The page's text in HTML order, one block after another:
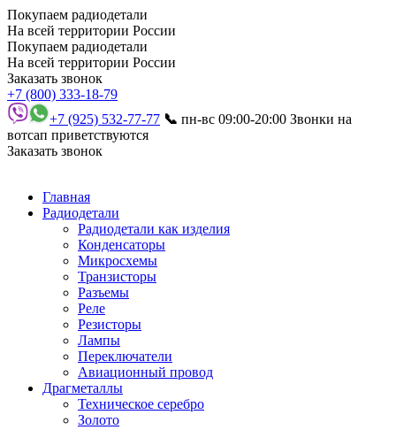
Покупаем радиодетали
На всей территории России
Покупаем радиодетали
На всей территории России
Заказать звонок
+7 (800) 333-18-79
+7 (925) 532-77-77 📞 пн-вс 09:00-20:00 Звонки на
вотсап приветствуются
Заказать звонок
Главная
Радиодетали
Радиодетали как изделия
Конденсаторы
Микросхемы
Транзисторы
Разъемы
Реле
Резисторы
Лампы
Переключатели
Авиационный провод
Драгметаллы
Техническое серебро
Золото